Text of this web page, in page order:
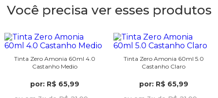
Você precisa ver esses produtos
Tinta Zero Amonia 60ml 4.0
Castanho Medio
por: R$ 65,99
Tinta Zero Amonia 60ml 5.0
Castanho Claro
por: R$ 65,99